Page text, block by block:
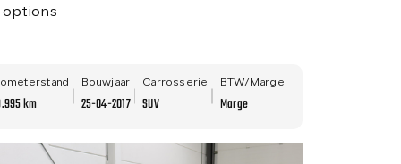
options
km
Bouwjaar
25-04-2017
Carrosserie
SUV
BTW/Marge
Marge